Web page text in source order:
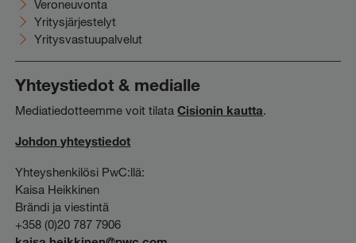
Veroneuvonta
Yritysjärjestelyt
Yritysvastuupalvelut
Yhteystiedot & medialle
Mediatiedotteemme voit tilataCisionin kautta.
Johdon yhteystiedot
Yhteyshenkilösi PwC:llä:
Kaisa Heikkinen
Brändi ja viestintä
+358 (0)20 787 7906